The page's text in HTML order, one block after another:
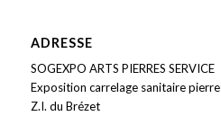
ADRESSE
SOGEXPO ARTS PIERRES SERVICE
Exposition carrelage sanitaire pierre
Z.I. du Brézet